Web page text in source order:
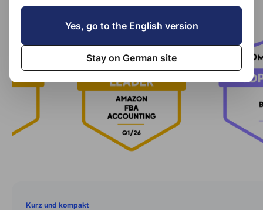
Kurz und kompakt
Yes, go to the English version
Stay on German site